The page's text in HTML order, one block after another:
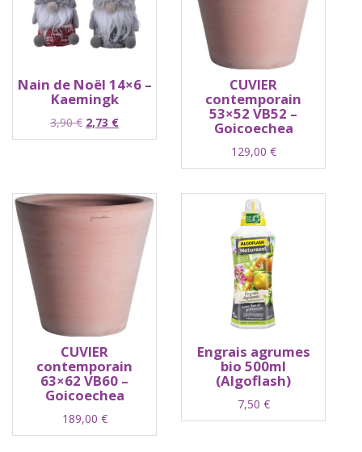
Nain de Noël 14×6 –
Kaemingk
3,90€ Le
prix
2,73 €Le
prix
CUVIER
contemporain
53×52 VB52 –
Goicoechea
129,00 €
CUVIER
contemporain
63×62 VB60 –
Goicoechea
189,00 €
Engrais agrumes
bio 500ml
(Algoflash)
7,50 €